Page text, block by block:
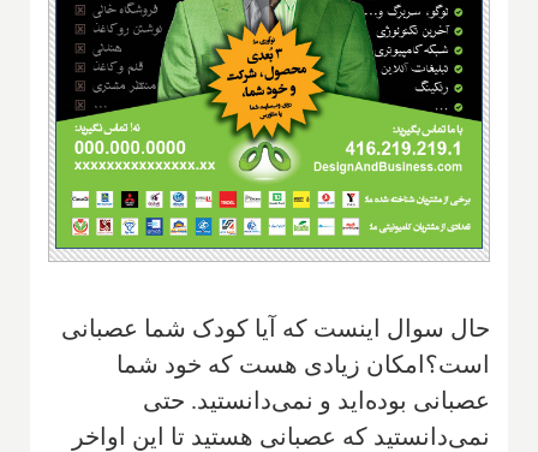
حال سوال اینست که آیا کودک شما عصبانی
است؟امکان زیادی هست که خود شما
عصبانی بوده‌اید و نمی‌دانستید. حتی
نمی‌دانستید که عصبانی هستید تا این اواخر